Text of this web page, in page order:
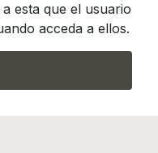
esta que el usuario
acceda a ellos.